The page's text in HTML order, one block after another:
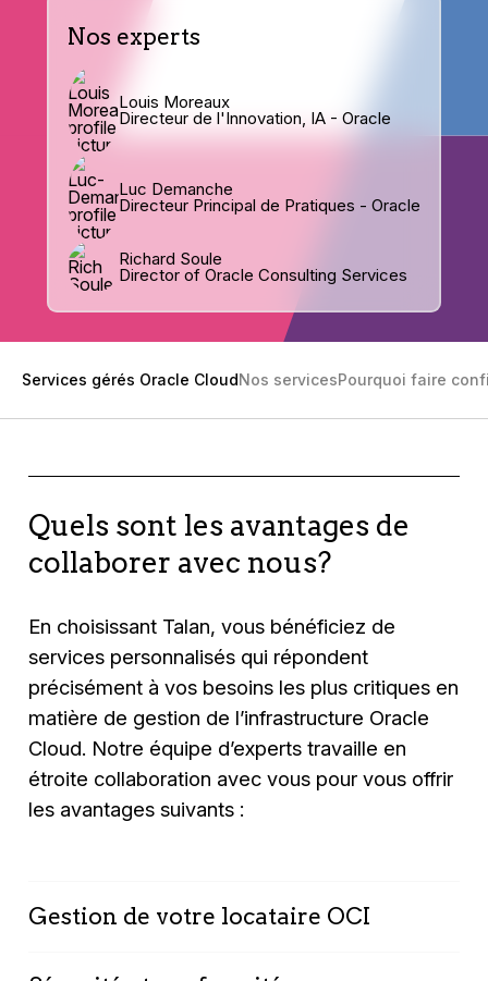
Nos experts
Louis Moreaux
Directeur de l'Innovation, IA - Oracle
Luc Demanche
Directeur Principal de Pratiques - Oracle
Richard Soule
Director of Oracle Consulting Services
Services gérés Oracle CloudNos servicesPourquoi faire
Quels sont les avantages de
collaborer avec nous?
En choisissant Talan, vous bénéficiez de
services personnalisés qui répondent
précisément à vos besoins les plus critiques en
matière de gestion de l’infrastructure Oracle
Cloud. Notre équipe d’experts travaille en
étroite collaboration avec vous pour vous offrir
les avantages suivants :
Gestion de votre locataire OCI